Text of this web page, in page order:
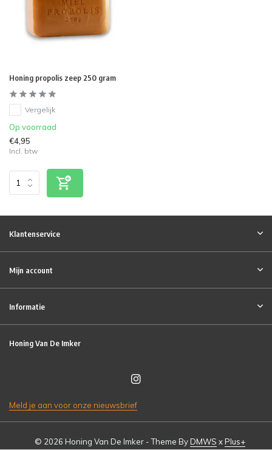
Honing propolis zeep 250 gram
Vergelijk
Op voorraad
€4,95
Incl. btw
Klantenservice
Mijn account
Informatie
Honing Van De Imker
Meld je aan voor onze nieuwsbrief
© 2026 Honing Van De Imker - Theme ByDMWS xPlus+